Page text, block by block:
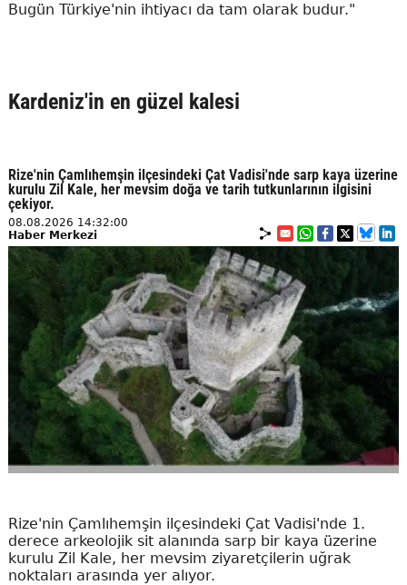
Bugün Türkiye'nin ihtiyacı da tam olarak budur."
Kardeniz'in en güzel kalesi
Rize'nin Çamlıhemşin ilçesindeki Çat Vadisi'nde sarp kaya üzerine
kurulu Zil Kale, her mevsim doğa ve tarih tutkunlarının ilgisini
çekiyor.
08.08.2026 14:32:00
Haber Merkezi
Rize'nin Çamlıhemşin ilçesindeki Çat Vadisi'nde 1.
derece arkeolojik sit alanında sarp bir kaya üzerine
kurulu Zil Kale, her mevsim ziyaretçilerin uğrak
noktaları arasında yer alıyor.